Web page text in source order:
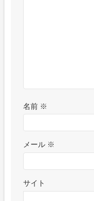
名前 ※
メール ※
サイト